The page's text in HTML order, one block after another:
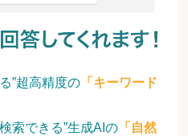
”超高精度の 「キーワード
索できる”生成AIの 「自然